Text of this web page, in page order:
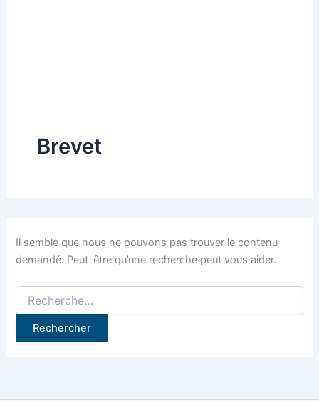
Brevet
Il semble que nous ne pouvons pas trouver le contenu
demandé. Peut-être qu’une recherche peut vous aider.